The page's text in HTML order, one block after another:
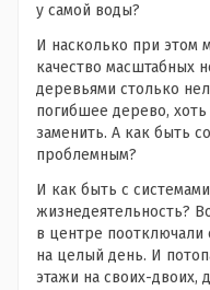
у самой воды?
И насколько при этом
качество масштабных
деревьями столько
погибшее дерево,
заменить. А как быть
проблемным?
И как быть с
жизнедеятельность?
в центре поотключали
на целый день. И
этажи на своих-двоих,